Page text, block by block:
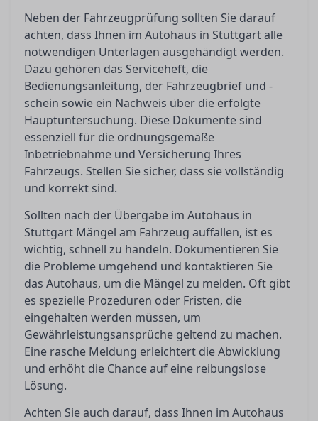
Neben der Fahrzeugprüfung sollten Sie darauf
achten, dass Ihnen im Autohaus in Stuttgart alle
notwendigen Unterlagen ausgehändigt werden.
Dazu gehören das Serviceheft, die
Bedienungsanleitung, der Fahrzeugbrief und -
schein sowie ein Nachweis über die erfolgte
Hauptuntersuchung. Diese Dokumente sind
essenziell für die ordnungsgemäße
Inbetriebnahme und Versicherung Ihres
Fahrzeugs. Stellen Sie sicher, dass sie vollständig
und korrekt sind.
Sollten nach der Übergabe im Autohaus in
Stuttgart Mängel am Fahrzeug auffallen, ist es
wichtig, schnell zu handeln. Dokumentieren Sie
die Probleme umgehend und kontaktieren Sie
das Autohaus, um die Mängel zu melden. Oft gibt
es spezielle Prozeduren oder Fristen, die
eingehalten werden müssen, um
Gewährleistungsansprüche geltend zu machen.
Eine rasche Meldung erleichtert die Abwicklung
und erhöht die Chance auf eine reibungslose
Lösung.
Achten Sie auch darauf, dass Ihnen im Autohaus